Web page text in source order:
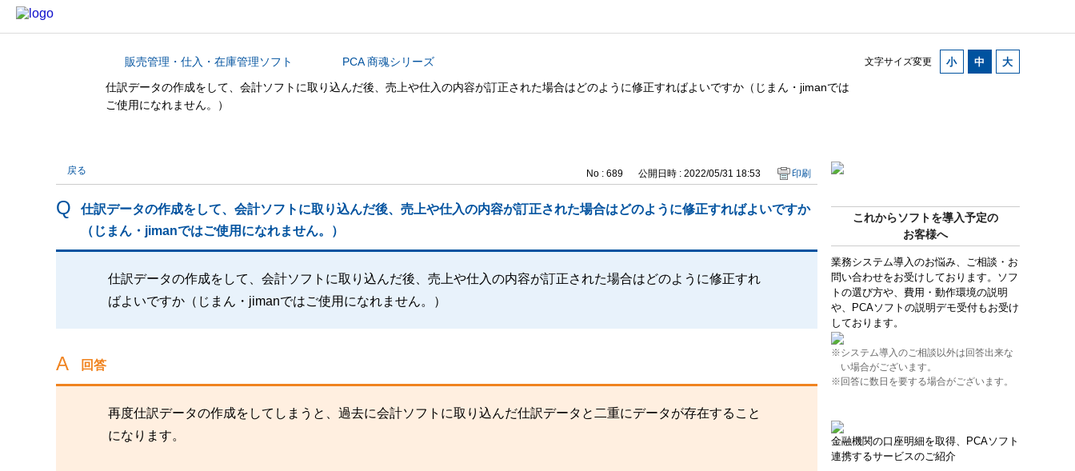
文字サイズ変更
カテゴリから探す販売管理・仕入・在庫管理ソフト
PCA 商魂シリーズ
仕訳データの作成をして、会計ソフトに取り込んだ後、売上や仕入の内容が訂正された場合はどのように修正すればよいですか（じまん・jimanでは
ご使用になれません。）
これからソフトを導入予定の
お客様へ
業務システム導入のお悩み、ご相談・お
問い合わせをお受けしております。ソフ
トの選び方や、費用・動作環境の説明
や、PCAソフトの説明デモ受付もお受け
しております。
※システム導入のご相談以外は回答出来な
い場合がございます。
※回答に数日を要する場合がございます。
金融機関の口座明細を取得、PCAソフト
連携するサービスのご紹介
戻る No : 689 公開日時 : 2022/05/31 18:53 印刷
仕訳データの作成をして、会計ソフトに取り込んだ後、売上や仕入の内容が訂正された場合はどのように修正すればよいですか
（じまん・jimanではご使用になれません。）
仕訳データの作成をして、会計ソフトに取り込んだ後、売上や仕入の内容が訂正された場合はどのように修正すれ
ばよいですか（じまん・jimanではご使用になれません。）
回答
再度仕訳データの作成をしてしまうと、過去に会計ソフトに取り込んだ仕訳データと二重にデータが存在すること
になります。